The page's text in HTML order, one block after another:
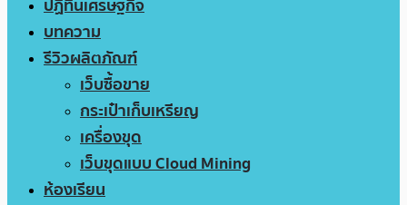
ปฏิทินเศรษฐกิจ
บทความ
รีวิวผลิตภัณฑ์
เว็บซื้อขาย
กระเป๋าเก็บเหรียญ
เครื่องขุด
เว็บขุดแบบ Cloud Mining
ห้องเรียน